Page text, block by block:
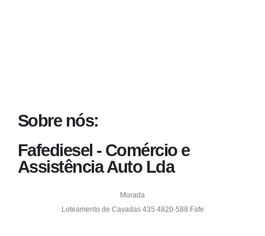
Sobre nós:
Fafediesel - Comércio e
Assistência Auto Lda
Morada
Loteamento de Cavadas 435 4820-588 Fafe